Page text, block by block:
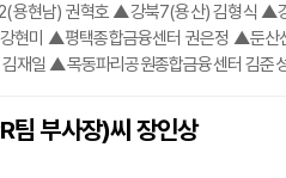
현남) 권혁호 ▲강북7(용산) 김형식 ▲
미 ▲평택종합금융센터 권은정 ▲둔산
재일 ▲목동파리공원종합금융센터 김
팀 부사장)씨 장인상